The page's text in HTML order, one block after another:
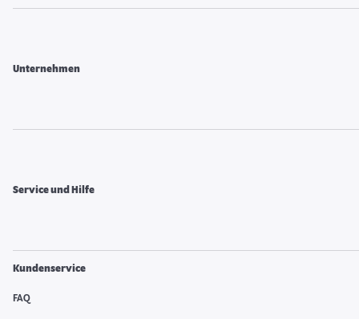
Unternehmen
Service und Hilfe
Kundenservice
FAQ